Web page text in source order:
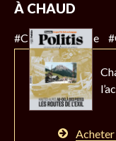
À CHAUD
#Climat #Police
Acheter